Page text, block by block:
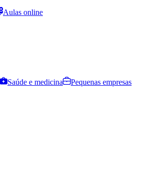
Aulas online
Saúde e medicina
Pequenas empresas